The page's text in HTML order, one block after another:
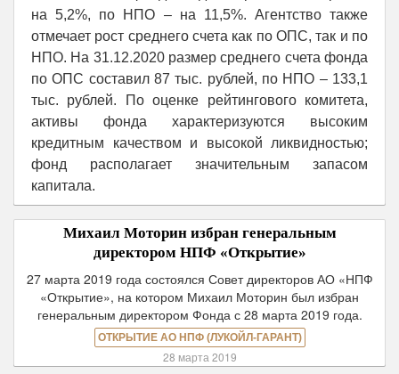
на 5,2%, по НПО – на 11,5%. Агентство также
отмечает рост среднего счета как по ОПС, так и по
НПО. На 31.12.2020 размер среднего счета фонда
по ОПС составил 87 тыс. рублей, по НПО – 133,1
тыс. рублей. По оценке рейтингового комитета,
активы фонда характеризуются высоким
кредитным качеством и высокой ликвидностью;
фонд располагает значительным запасом
капитала.
Михаил Моторин избран генеральным
директором НПФ «Открытие»
27 марта 2019 года состоялся Совет директоров АО «НПФ
«Открытие», на котором Михаил Моторин был избран
генеральным директором Фонда с 28 марта 2019 года.
ОТКРЫТИЕ АО НПФ (ЛУКОЙЛ-ГАРАНТ)
28 марта 2019